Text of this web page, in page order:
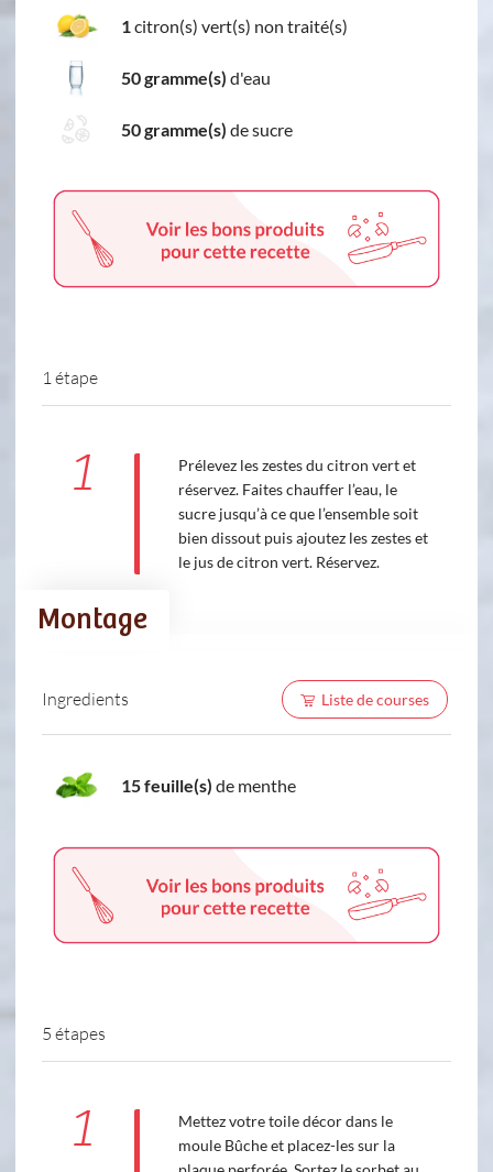
1 citron(s) vert(s) non traité(s)
50 gramme(s) d'eau
50 gramme(s) de sucre
1 étape
1
Prélevez les zestes du citron vert et
réservez. Faites chauffer l’eau, le
sucre jusqu’à ce que l’ensemble soit
bien dissout puis ajoutez les zestes et
le jus de citron vert. Réservez.
Montage
Ingredients Liste de courses
15 feuille(s) de menthe
5 étapes
1
Mettez votre toile décor dans le
moule Bûche et placez-les sur la